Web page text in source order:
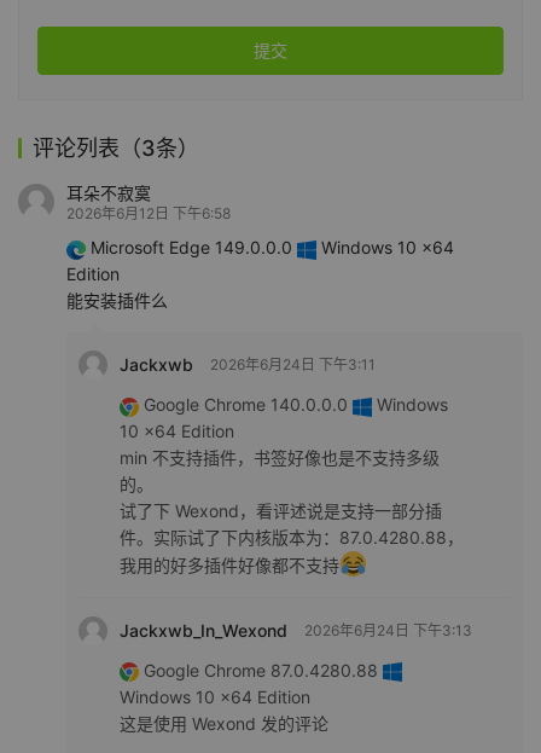
提交
评论列表（3条）
耳朵不寂寞
2026年6月12日 下午6:58
Microsoft Edge 149.0.0.0
Windows 10 x64
Edition
能安装插件么
Jackxwb 2026年6月24日 下午3:11
Google Chrome 140.0.0.0
Windows
10 x64 Edition
min 不支持插件，书签好像也是不支持多级
的。
试了下 Wexond，看评述说是支持一部分插
件。实际试了下内核版本为：87.0.4280.88，
我用的好多插件好像都不支持
Jackxwb_In_Wexond 2026年6月24日 下午3:13
Google Chrome 87.0.4280.88
Windows 10 x64 Edition
这是使用 Wexond 发的评论